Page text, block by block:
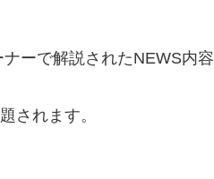
ーで解説されたNEWS内容
されます。